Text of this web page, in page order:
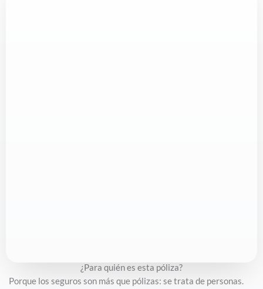
¿Para quién es esta póliza?
Porque los seguros son más que pólizas: se trata de personas.